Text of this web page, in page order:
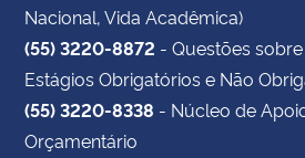
Nacional, Vida Acadêmica)
(55) 3220-8872 - Questões sobre
Estágios Obrigatórios e Não
(55) 3220-8338 - Núcleo de
Orçamentário